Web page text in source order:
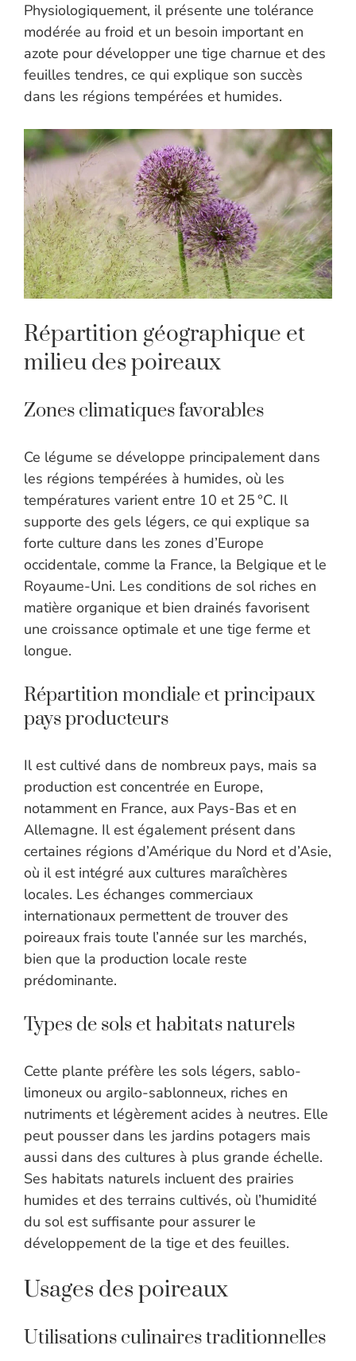
Physiologiquement, il présente une tolérance
modérée au froid et un besoin important en
azote pour développer une tige charnue et des
feuilles tendres, ce qui explique son succès
dans les régions tempérées et humides.
Répartition géographique et
milieu des poireaux
Zones climatiques favorables
Ce légume se développe principalement dans
les régions tempérées à humides, où les
températures varient entre 10 et 25 °C. Il
supporte des gels légers, ce qui explique sa
forte culture dans les zones d’Europe
occidentale, comme la France, la Belgique et le
Royaume-Uni. Les conditions de sol riches en
matière organique et bien drainés favorisent
une croissance optimale et une tige ferme et
longue.
Répartition mondiale et principaux
pays producteurs
Il est cultivé dans de nombreux pays, mais sa
production est concentrée en Europe,
notamment en France, aux Pays-Bas et en
Allemagne. Il est également présent dans
certaines régions d’Amérique du Nord et d’Asie,
où il est intégré aux cultures maraîchères
locales. Les échanges commerciaux
internationaux permettent de trouver des
poireaux frais toute l’année sur les marchés,
bien que la production locale reste
prédominante.
Types de sols et habitats naturels
Cette plante préfère les sols légers, sablo-
limoneux ou argilo-sablonneux, riches en
nutriments et légèrement acides à neutres. Elle
peut pousser dans les jardins potagers mais
aussi dans des cultures à plus grande échelle.
Ses habitats naturels incluent des prairies
humides et des terrains cultivés, où l’humidité
du sol est suffisante pour assurer le
développement de la tige et des feuilles.
Usages des poireaux
Utilisations culinaires traditionnelles